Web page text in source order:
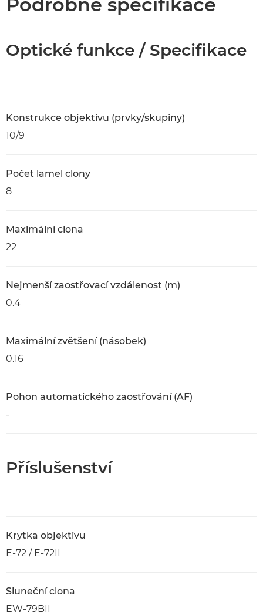
Optické funkce / Specifikace
Konstrukce objektivu (prvky/skupiny)
10/9
Počet lamel clony
8
Maximální clona
22
Nejmenší zaostřovací vzdálenost (m)
0.4
Maximální zvětšení (násobek)
0.16
Pohon automatického zaostřování (AF)
-
Příslušenství
Krytka objektivu
E-72 / E-72II
Sluneční clona
EW-79BII